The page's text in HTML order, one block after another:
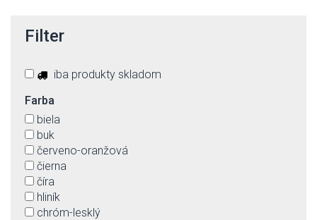
Filter
iba produkty skladom
Farba
biela
buk
červeno-oranžová
čierna
číra
hliník
chróm-lesklý